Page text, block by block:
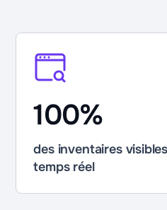
100%
des inventaires
temps réel